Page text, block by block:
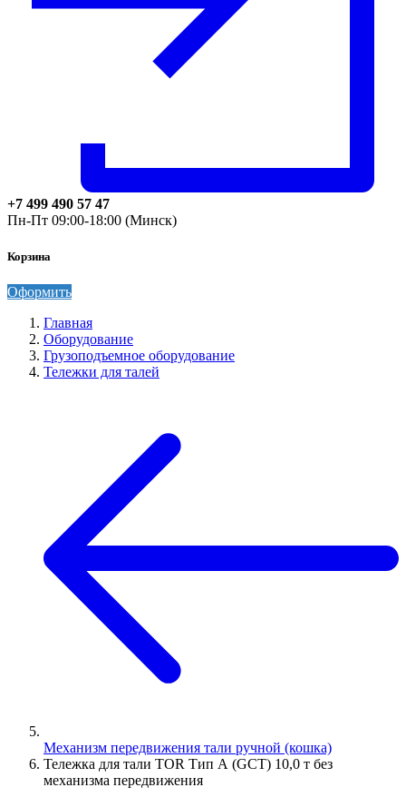
+7 499 490 57 47
Пн-Пт 09:00-18:00 (Минск)
Корзина
Оформить
Главная
Оборудование
Грузоподъемное оборудование
Тележки для талей
Механизм передвижения тали ручной (кошка)
Тележка для тали TOR Тип А (GCT) 10,0 т без
механизма передвижения